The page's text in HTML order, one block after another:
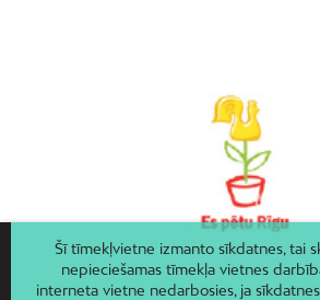
Šī tīmekļvietne izmanto sīkdatnes, tai
nepieciešamas tīmekļa vietnes
interneta vietne nedarbosies, ja